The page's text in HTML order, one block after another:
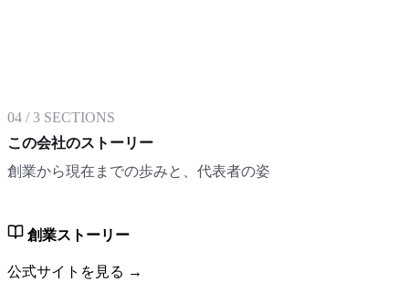
04 /3 SECTIONS
この会社のストーリー
創業から現在までの歩みと、代表者の姿
創業ストーリー
公式サイトを見る →